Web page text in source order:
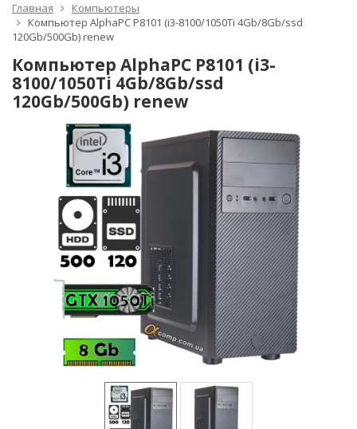
Главная
Компьютеры
Компьютер AlphaPC P8101 (i3-8100/1050Ti 4Gb/8Gb/ssd
120Gb/500Gb) renew
Компьютер AlphaPC P8101 (i3-
8100/1050Ti 4Gb/8Gb/ssd
120Gb/500Gb) renew